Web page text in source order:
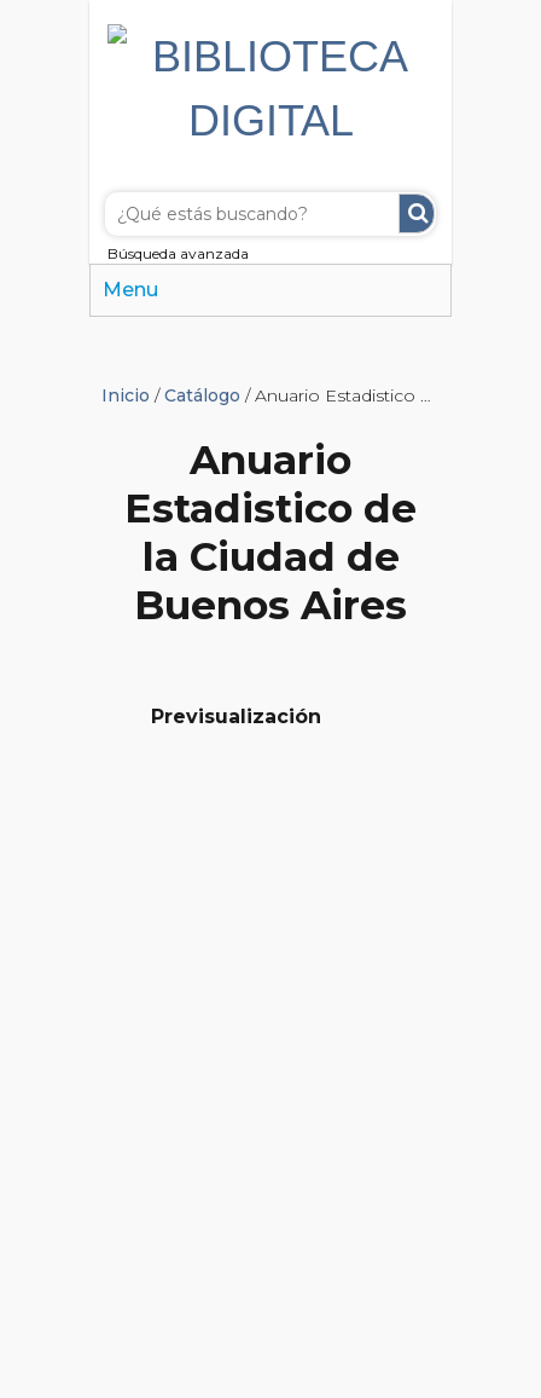
Búsqueda avanzada
Menu
Inicio /Catálogo / Anuario Estadistico de la Ciudad de Buenos Aires
Anuario
Estadistico de
la Ciudad de
Buenos Aires
Previsualización